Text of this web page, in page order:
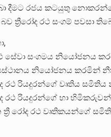
දීමට රජය කටයුතු
ත්‍රීරෝද රථ සංගම් පවසා
සේවා සංගමය නියෝජනය
නියෝජනය කරමින්
රථ රියදුරන්ගේ වෘතිය
රථ රියදුරන්ගේ හා
ත්‍රී රෝද රථ